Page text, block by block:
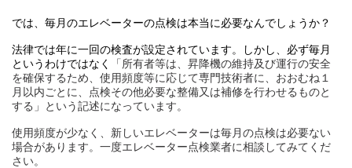
では、毎月のエレベーターの点検は本当に必要なんでしょうか？
法律では年に一回の検査が設定されています。しかし、必ず毎月
というわけではなく
「所有者等は、昇降機の維持及び運行の安全
を確保するため、使用頻度等に応じて専門技術者に、おおむね１
月以内ごとに、点検その他必要な整備又は補修を行わせるものと
する」という記述になっています。
使用頻度が少なく、新しいエレベーターは毎月の点検は必要ない
場合があります。一度エレベーター点検業者に相談してみてくだ
さい。